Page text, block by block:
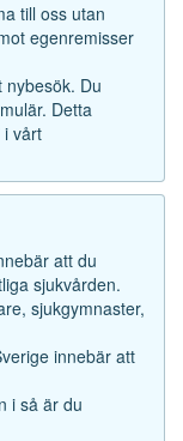
till oss utan
egenremisser
Du
Detta
i vårt
att du
sjukvården.
sjukgymnaster,
innebär att
i så är du